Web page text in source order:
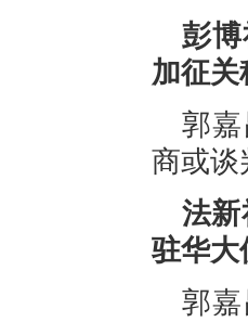
彭
加征关
郭
商或谈
法
驻华大
郭